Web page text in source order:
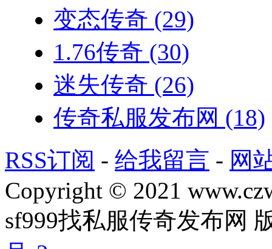
变态传奇 (29)
1.76传奇 (30)
迷失传奇 (26)
传奇私服发布网 (18)
RSS订阅 - 给我留言 - 网
Copyright © 2021
sf999找私服传奇发布网